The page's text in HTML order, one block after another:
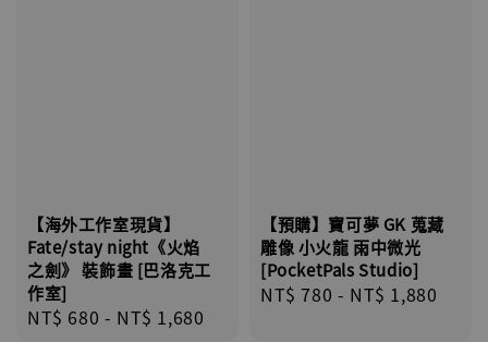
【海外工作室現貨】
Fate/stay night《火焰
之劍》 裝飾畫 [巴洛克工
作室]
Regular
NT$ 680 - NT$ 1,680
【預購】寶可夢 GK 蒐藏
雕像 小火龍 雨中微光
[PocketPals Studio]
Regular
NT$ 780 - NT$ 1,880